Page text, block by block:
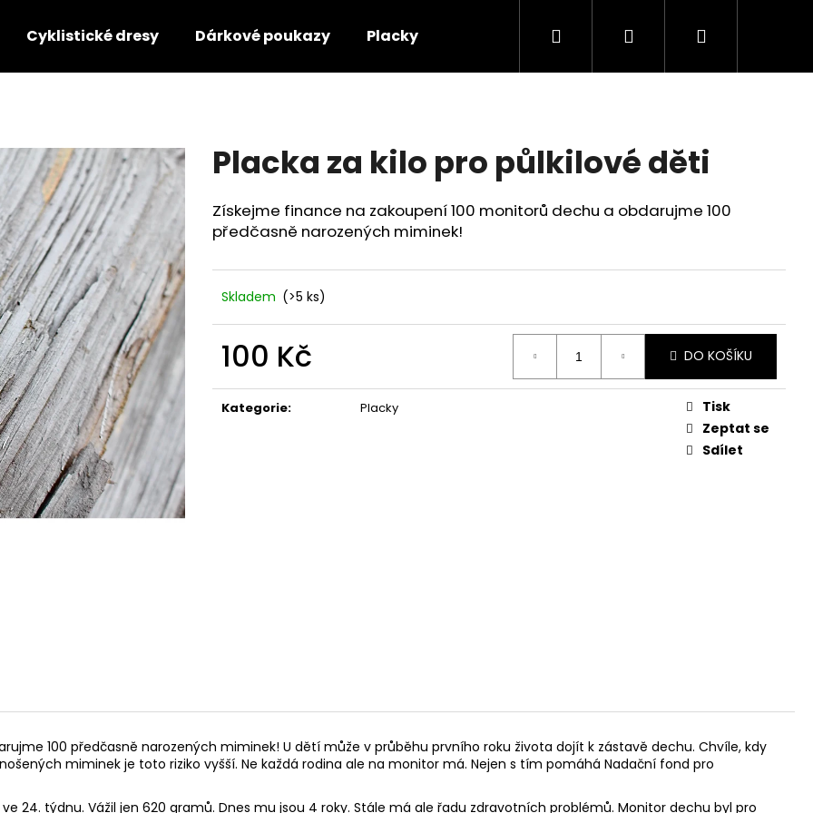
Cyklistické dresy Dárkové poukazy Placky Hledat PřihlášeníNákupní
Placka za kilo pro půlkilové děti
Získejme finance na zakoupení 100 monitorů dechu a obdarujme 100
předčasně narozených miminek!
Skladem (>5 ks)
100 Kč
cena:
DO KOŠÍKU
Kategorie: Placky
Tisk
Zeptat se
Sdílet
100 předčasně narozených miminek! U dětí může v průběhu prvního roku života dojít k zástavě dechu. Chvíle, kdy
miminek je toto riziko vyšší. Ne každá rodina ale na monitor má. Nejen s tím pomáhá Nadační fond pro
24. týdnu. Vážil jen 620 gramů. Dnes mu jsou 4 roky. Stále má ale řadu zdravotních problémů. Monitor dechu byl pro
HLEDAT
Doporučujeme